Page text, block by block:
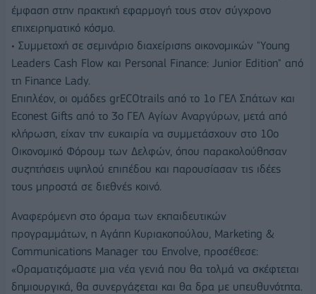
έμφαση στην πρακτική εφαρμογή τους στον σύγχρονο
επιχειρηματικό κόσμο.
• Συμμετοχή σε σεμινάριο διαχείρισης οικονομικών "Young
Leaders Cash Flow και Personal Finance: Junior Edition" από
τη Finance Lady.
Επιπλέον, οι ομάδες grECOtrails από το 1ο ΓΕΛ Σπάτων και
Econest Gifts από το 3ο ΓΕΛ Αγίων Αναργύρων, μετά από
κλήρωση, είχαν την ευκαιρία να συμμετάσχουν στο 10ο
Οικονομικό Φόρουμ των Δελφών, όπου παρακολούθησαν
συζητήσεις υψηλού επιπέδου και παρουσίασαν τις ιδέες
τους μπροστά σε διεθνές κοινό.
Αναφερόμενη στο όραμα των εκπαιδευτικών
προγραμμάτων, η Αγάπη Κυριακοπούλου, Marketing &
Communications Manager του Envolve, προσέθεσε:
«Οραματιζόμαστε μια νέα γενιά που θα τολμά να σκέφτεται
δημιουργικά, θα συνεργάζεται και θα δρα με υπευθυνότητα.